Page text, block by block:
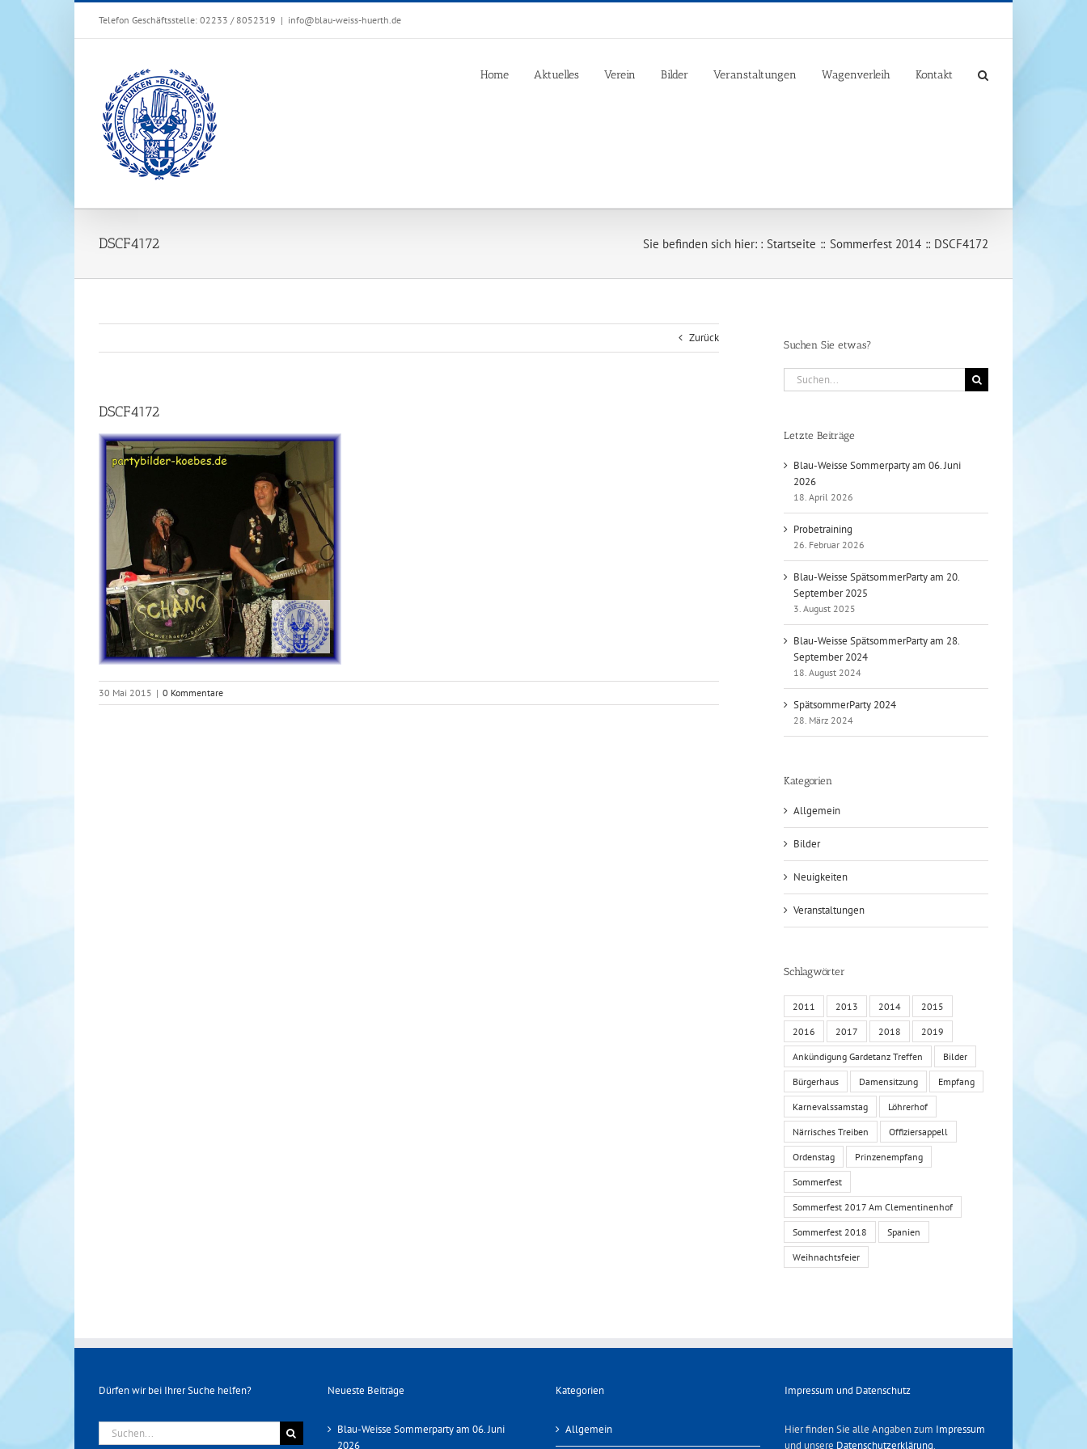
Telefon Geschäftsstelle: 02233 / 8052319 | info@blau-weiss-huerth.de
Home Aktuelles Verein Bilder Veranstaltungen Wagenverleih Kontakt
DSCF4172 Sie befinden sich hier: : Startseite Sommerfest 2014 DSCF4172
Zurück
DSCF4172
30 Mai 2015 | 0 Kommentare
Suchen Sie etwas?
Suche
nach:
Letzte Beiträge
Blau-Weisse Sommerparty am 06. Juni
2026
18. April 2026
Probetraining
26. Februar 2026
Blau-Weisse SpätsommerParty am 20.
September 2025
3. August 2025
Blau-Weisse SpätsommerParty am 28.
September 2024
18. August 2024
SpätsommerParty 2024
28. März 2024
Kategorien
Allgemein
Bilder
Neuigkeiten
Veranstaltungen
Schlagwörter
2011 2013 2014 2015
2016 2017 2018 2019
Ankündigung Gardetanz Treffen Bilder
Bürgerhaus Damensitzung Empfang
Karnevalssamstag Löhrerhof
Närrisches Treiben Offiziersappell
Ordenstag Prinzenempfang
Sommerfest
Sommerfest 2017 Am Clementinenhof
Sommerfest 2018 Spanien
Weihnachtsfeier
Dürfen wir bei Ihrer Suche helfen?
Suche
nach:
Neueste Beiträge
Blau-Weisse Sommerparty am 06. Juni
2026
Kategorien
Allgemein
Impressum und Datenschutz
Hier finden Sie alle Angaben zum Impressum
und unsere Datenschutzerklärung.